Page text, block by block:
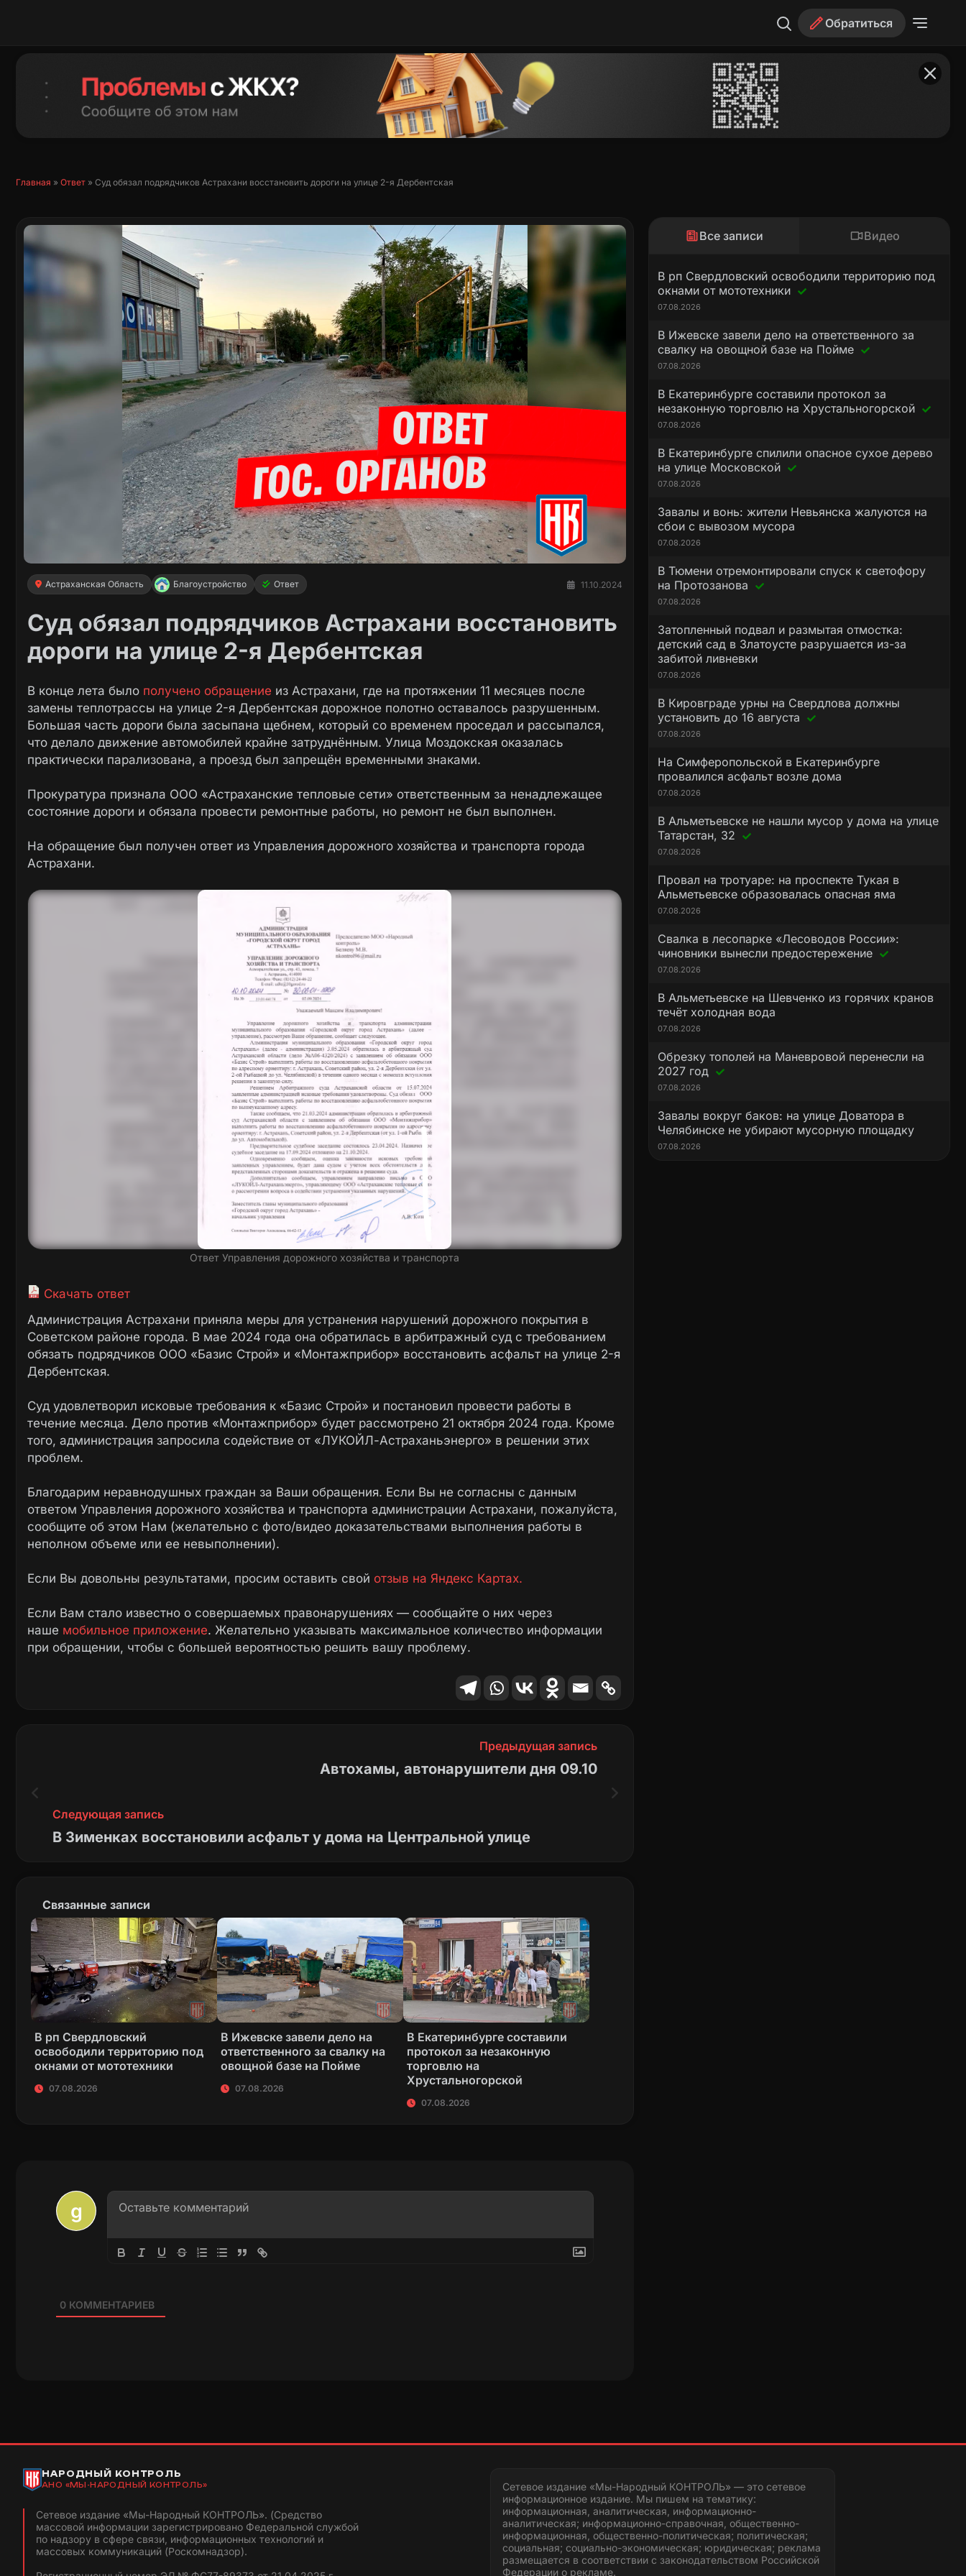
Обратиться
Главная » Ответ » Суд обязал подрядчиков Астрахани восстановить дороги на улице 2-я Дербентская
Астраханская Область Благоустройство Ответ 11.10.2024
Суд обязал подрядчиков Астрахани восстановить
дороги на улице 2-я Дербентская
В конце лета было получено обращение из Астрахани, где на протяжении 11 месяцев после
замены теплотрассы на улице 2-я Дербентская дорожное полотно оставалось разрушенным.
Большая часть дороги была засыпана щебнем, который со временем проседал и рассыпался,
что делало движение автомобилей крайне затруднённым. Улица Моздокская оказалась
практически парализована, а проезд был запрещён временными знаками.
Прокуратура признала ООО «Астраханские тепловые сети» ответственным за ненадлежащее
состояние дороги и обязала провести ремонтные работы, но ремонт не был выполнен.
На обращение был получен ответ из Управления дорожного хозяйства и транспорта города
Астрахани.
Ответ Управления дорожного хозяйства и транспорта
Скачать ответ
Администрация Астрахани приняла меры для устранения нарушений дорожного покрытия в
Советском районе города. В мае 2024 года она обратилась в арбитражный суд с требованием
обязать подрядчиков ООО «Базис Строй» и «Монтажприбор» восстановить асфальт на улице 2-я
Дербентская.
Суд удовлетворил исковые требования к «Базис Строй» и постановил провести работы в
течение месяца. Дело против «Монтажприбор» будет рассмотрено 21 октября 2024 года. Кроме
того, администрация запросила содействие от «ЛУКОЙЛ-Астраханьэнерго» в решении этих
проблем.
Благодарим неравнодушных граждан за Ваши обращения. Если Вы не согласны с данным
ответом Управления дорожного хозяйства и транспорта администрации Астрахани, пожалуйста,
сообщите об этом Нам (желательно с фото/видео доказательствами выполнения работы в
неполном объеме или ее невыполнении).
Если Вы довольны результатами, просим оставить свой отзыв на Яндекс Картах.
Если Вам стало известно о совершаемых правонарушениях — сообщайте о них через
наше мобильное приложение. Желательно указывать максимальное количество информации
при обращении, чтобы с большей вероятностью решить вашу проблему.
Предыдущая запись
Автохамы, автонарушители дня 09.10
Следующая запись
В Зименках восстановили асфальт у дома на Центральной улице
Связанные записи
В рп Свердловский
освободили территорию под
окнами от мототехники
07.08.2026
В Ижевске завели дело на
ответственного за свалку на
овощной базе на Пойме
07.08.2026
В Екатеринбурге составили
протокол за незаконную
торговлю на
Хрустальногорской
07.08.2026
0КОММЕНТАРИЕВ
Все записи Видео
В рп Свердловский освободили территорию под
окнами от мототехники
07.08.2026
В Ижевске завели дело на ответственного за
свалку на овощной базе на Пойме
07.08.2026
В Екатеринбурге составили протокол за
незаконную торговлю на Хрустальногорской
07.08.2026
В Екатеринбурге спилили опасное сухое дерево
на улице Московской
07.08.2026
Завалы и вонь: жители Невьянска жалуются на
сбои с вывозом мусора
07.08.2026
В Тюмени отремонтировали спуск к светофору
на Протозанова
07.08.2026
Затопленный подвал и размытая отмостка:
детский сад в Златоусте разрушается из-за
забитой ливневки
07.08.2026
В Кировграде урны на Свердлова должны
установить до 16 августа
07.08.2026
На Симферопольской в Екатеринбурге
провалился асфальт возле дома
07.08.2026
В Альметьевске не нашли мусор у дома на улице
Татарстан, 32
07.08.2026
Провал на тротуаре: на проспекте Тукая в
Альметьевске образовалась опасная яма
07.08.2026
Свалка в лесопарке «Лесоводов России»:
чиновники вынесли предостережение
07.08.2026
В Альметьевске на Шевченко из горячих кранов
течёт холодная вода
07.08.2026
Обрезку тополей на Маневровой перенесли на
2027 год
07.08.2026
Завалы вокруг баков: на улице Доватора в
Челябинске не убирают мусорную площадку
07.08.2026
НАРОДНЫЙ КОНТРОЛЬ
АНО «МЫ-НАРОДНЫЙ КОНТРОЛЬ»
Сетевое издание «Мы-Народный КОНТРОЛЬ». (Средство
массовой информации зарегистрировано Федеральной службой
по надзору в сфере связи, информационных технологий и
массовых коммуникаций (Роскомнадзор).
Сетевое издание «Мы-Народный КОНТРОЛЬ» — это сетевое
информационное издание. Мы пишем на тематику:
информационная, аналитическая, информационно-
аналитическая; информационно-справочная, общественно-
информационная, общественно-политическая; политическая;
социальная; социально-экономическая; юридическая; реклама
размещается в соответствии с законодательством Российской
Федерации о рекламе.